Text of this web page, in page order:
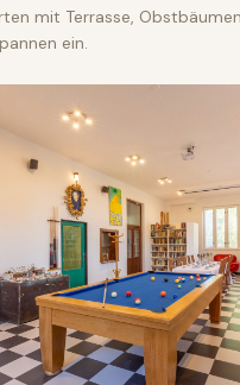
mit Terrasse,
ein.